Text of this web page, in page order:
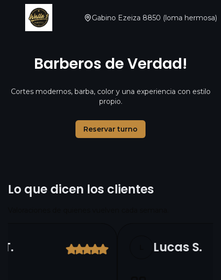
Gabino Ezeiza 8850 (loma hermosa)
Barberos de Verdad!
Cortes modernos, barba, color y una experiencia con estilo
propio.
Reservar turno
Lo que dicen los clientes
Lucas S.